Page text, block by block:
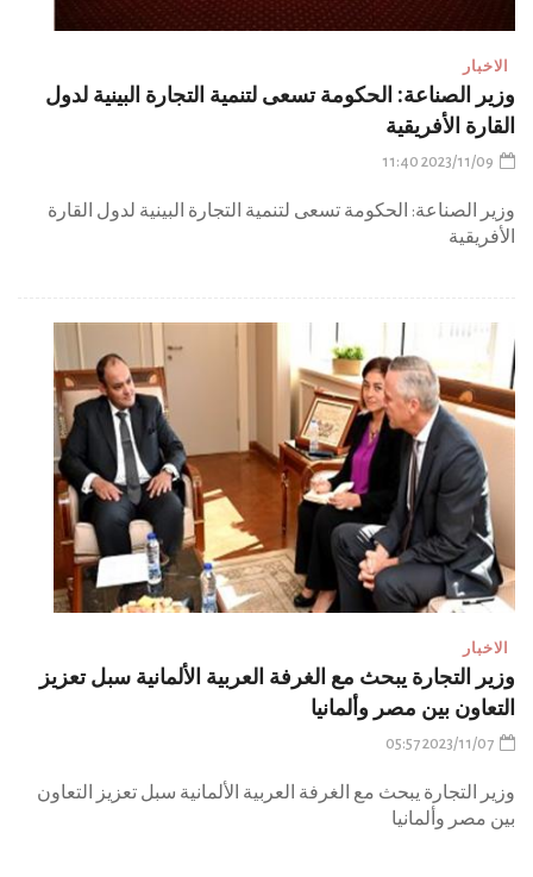
الاخبار
وزير الصناعة: الحكومة تسعى لتنمية التجارة البينية لدول
القارة الأفريقية
2023/11/09 11:40
وزير الصناعة: الحكومة تسعى لتنمية التجارة البينية لدول القارة
الأفريقية
الاخبار
وزير التجارة يبحث مع الغرفة العربية الألمانية سبل تعزيز
التعاون بين مصر وألمانيا
2023/11/07 05:57
وزير التجارة يبحث مع الغرفة العربية الألمانية سبل تعزيز التعاون
بين مصر وألمانيا